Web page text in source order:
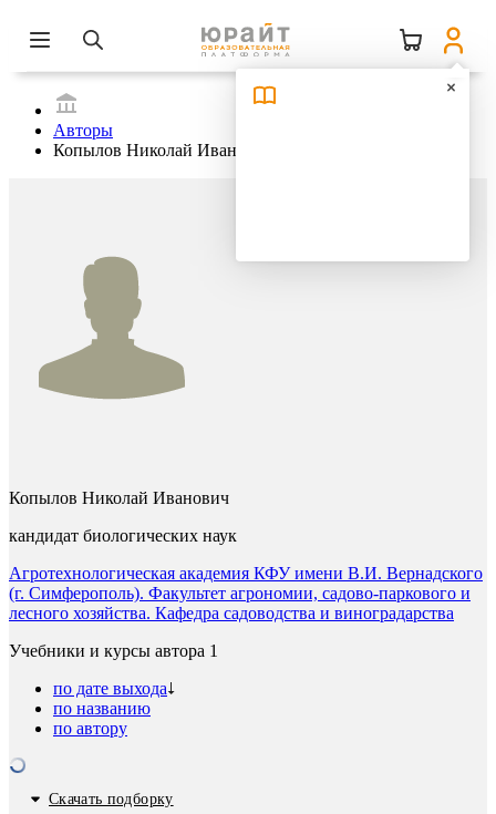
Авторы
Копылов Николай Иванович
Копылов Николай Иванович
кандидат биологических наук
Агротехнологическая академия КФУ имени В.И. Вернадского
(г. Симферополь). Факультет агрономии, садово-паркового и
лесного хозяйства. Кафедра садоводства и виноградарства
Учебники и курсы автора 1
по дате выхода
по названию
по автору
Скачать подборку